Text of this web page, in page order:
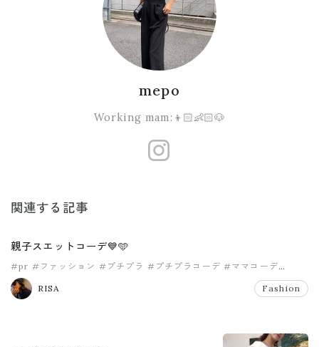
mepo
Working mam:👦🏻👶🏻🐶
関連する記事
親子スエットコーデ💙🩵
#pr #ファッション #プチプラ #プチプラコーデ #ママコーデ
#リエディ
RISA
Fashion